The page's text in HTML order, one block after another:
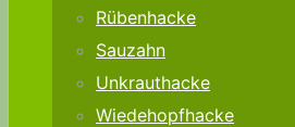
Rübenhacke
Sauzahn
Unkrauthacke
Wiedehopfhacke